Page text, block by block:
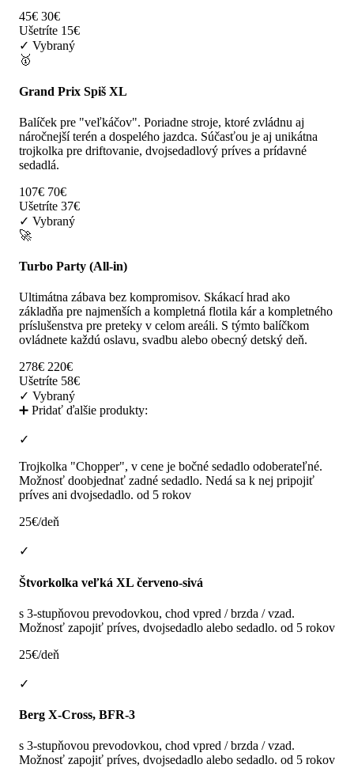
45€ 30€
Ušetríte 15€
✓ Vybraný
🥇
Grand Prix Spiš XL
Balíček pre "veľkáčov". Poriadne stroje, ktoré zvládnu aj
náročnejší terén a dospelého jazdca. Súčasťou je aj unikátna
trojkolka pre driftovanie, dvojsedadlový príves a prídavné
sedadlá.
107€ 70€
Ušetríte 37€
✓ Vybraný
🚀
Turbo Party (All-in)
Ultimátna zábava bez kompromisov. Skákací hrad ako
základňa pre najmenších a kompletná flotila kár a kompletného
príslušenstva pre preteky v celom areáli. S týmto balíčkom
ovládnete každú oslavu, svadbu alebo obecný detský deň.
278€ 220€
Ušetríte 58€
✓ Vybraný
➕ Pridať ďalšie produkty:
✓
Trojkolka "Chopper", v cene je bočné sedadlo odoberateľné.
Možnosť doobjednať zadné sedadlo. Nedá sa k nej pripojiť
príves ani dvojsedadlo. od 5 rokov
25€/deň
✓
Štvorkolka veľká XL červeno-sivá
s 3-stupňovou prevodovkou, chod vpred / brzda / vzad.
Možnosť zapojiť príves, dvojsedadlo alebo sedadlo. od 5 rokov
25€/deň
✓
Berg X-Cross, BFR-3
s 3-stupňovou prevodovkou, chod vpred / brzda / vzad.
Možnosť zapojiť príves, dvojsedadlo alebo sedadlo. od 5 rokov